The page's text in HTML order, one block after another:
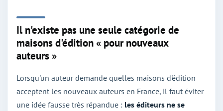
Il n'existe pas une seule catégorie de
maisons d'édition « pour nouveaux
auteurs »
Lorsqu'un auteur demande quelles maisons d'édition
acceptent les nouveaux auteurs en France, il faut éviter
une idée fausse très répandue : les éditeurs ne se